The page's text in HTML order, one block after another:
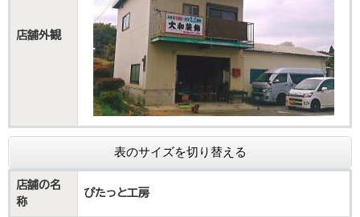
店舗外観
表のサイズを切り替える
店舗の名
称
ぴたっと工房